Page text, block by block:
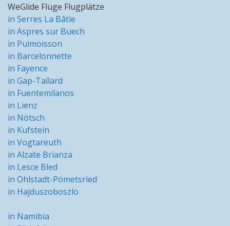
WeGlide Flüge Flugplätze
in Serres La Bâtie
in Aspres sur Buech
in Puimoisson
in Barcelonnette
in Fayence
in Gap-Tallard
in Fuentemilanos
in Lienz
in Nötsch
in Kufstein
in Vogtareuth
in Alzate Brianza
in Lesce Bled
in Ohlstadt-Pömetsried
in Hajduszoboszlo
in Namibia